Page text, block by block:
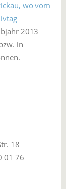
wo vom
2013
in
18
01 76